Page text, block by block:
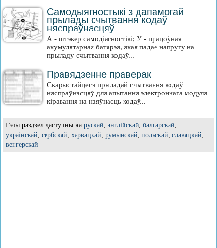
Самодыягностыкі з дапамогай
прылады счытвання кодаў
няспраўнасцяў
А - штэкер самодіагностікі; У - працоўная
акумулятарная батарэя, якая падае напругу на
прыладу счытвання кодаў...
Правядзенне праверак
Скарыстайцеся прыладай счытвання кодаў
няспраўнасцяў для апытання электроннага модуля
кіравання на наяўнасць кодаў...
Гэты раздзел даступны на рускай, англійскай, балгарскай,
украінскай, сербскай, харвацкай, румынскай, польскай, славацкай,
венгерскай